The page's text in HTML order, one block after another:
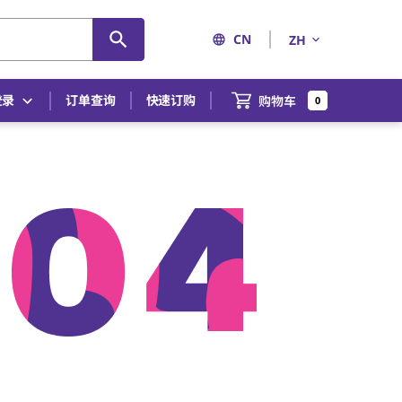
CN ZH
订单查询 快速订购 购物车 0